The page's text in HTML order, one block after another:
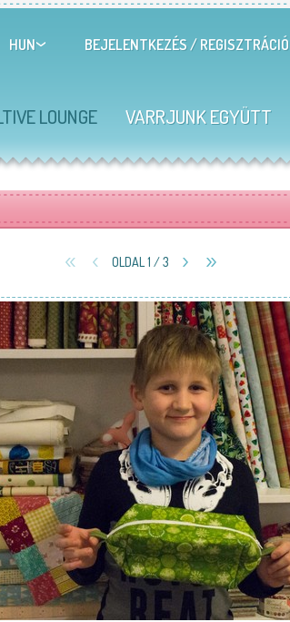
HUN BEJELENTKEZÉS / REGISZTRÁCIÓ
LOUNGE VARRJUNK EGYÜTT
OLDAL 1 / 3